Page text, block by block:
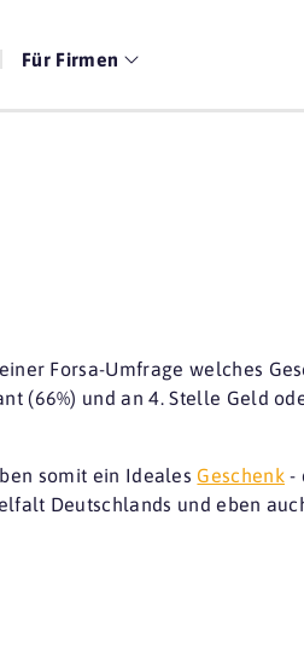
Für Firmen
Forsa-Umfrage welches
(66%) und an 4. Stelle Geld
somit ein Ideales Geschenk -
Deutschlands und eben